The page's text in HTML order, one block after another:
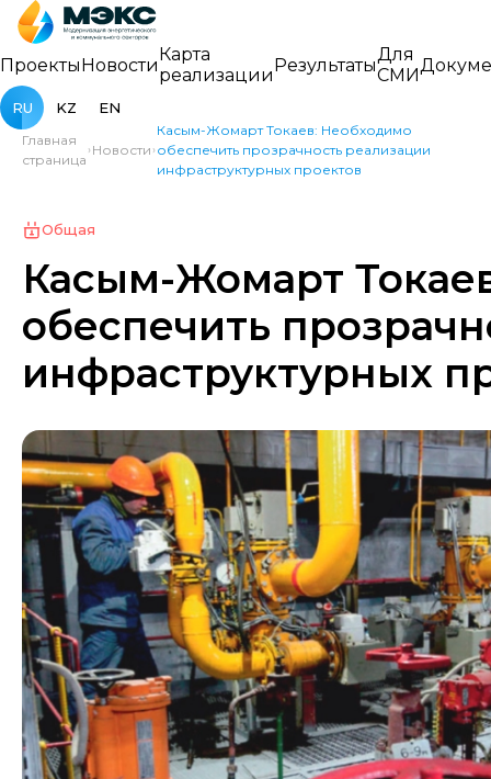
ПроектыНовостиКарта
реализацииРезультатыДля
СМИ
RU KZ EN
Главная
страница
Новости
Касым-Жомарт Токаев: Необходимо
обеспечить прозрачность реализации
инфраструктурных проектов
Общая
Касым-Жомарт
обеспечить
инфраструктурных